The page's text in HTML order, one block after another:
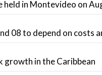
held in Montevideo on
08 to depend on costs
growth in the Caribbean